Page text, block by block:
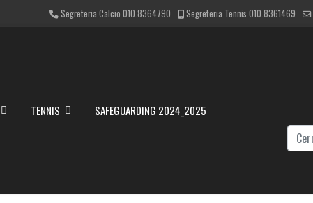
Segreteria Calcio 010.8364790 Segreteria Tennis 010.8361469
TENNIS SAFEGUARDING 2024_2025
Cerca